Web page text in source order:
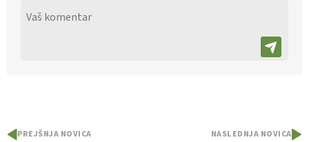
PREJŠNJA NOVICA NASLEDNJA NOVICA